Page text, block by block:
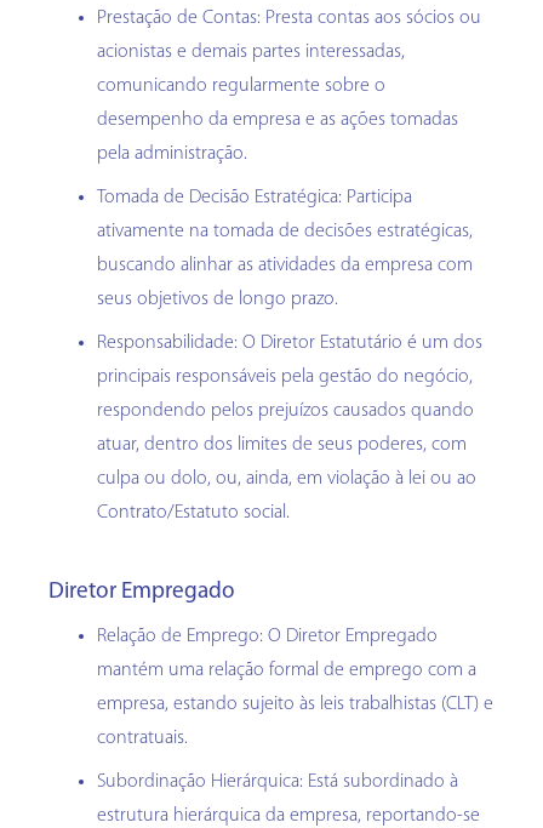
Prestação de Contas: Presta contas aos sócios ou
acionistas e demais partes interessadas,
comunicando regularmente sobre o
desempenho da empresa e as ações tomadas
pela administração.
Tomada de Decisão Estratégica: Participa
ativamente na tomada de decisões estratégicas,
buscando alinhar as atividades da empresa com
seus objetivos de longo prazo.
Responsabilidade: O Diretor Estatutário é um dos
principais responsáveis pela gestão do negócio,
respondendo pelos prejuízos causados quando
atuar, dentro dos limites de seus poderes, com
culpa ou dolo, ou, ainda, em violação à lei ou ao
Contrato/Estatuto social.
Diretor Empregado
Relação de Emprego: O Diretor Empregado
mantém uma relação formal de emprego com a
empresa, estando sujeito às leis trabalhistas (CLT) e
contratuais.
Subordinação Hierárquica: Está subordinado à
estrutura hierárquica da empresa, reportando-se